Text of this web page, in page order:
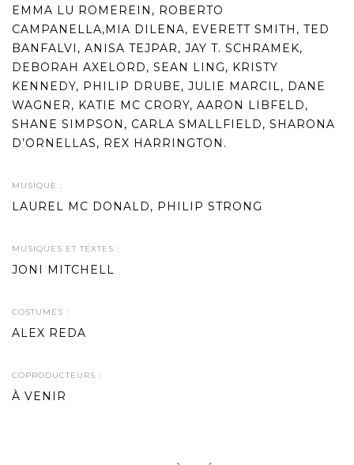
EMMA LU ROMEREIN, ROBERTO
CAMPANELLA,MIA DILENA, EVERETT SMITH, TED
BANFALVI, ANISA TEJPAR, JAY T. SCHRAMEK,
DEBORAH AXELORD, SEAN LING, KRISTY
KENNEDY, PHILIP DRUBE, JULIE MARCIL, DANE
WAGNER, KATIE MC CRORY, AARON LIBFELD,
SHANE SIMPSON, CARLA SMALLFIELD, SHARONA
D’ORNELLAS, REX HARRINGTON.
MUSIQUE :
LAUREL MC DONALD, PHILIP STRONG
MUSIQUES ET TEXTES :
JONI MITCHELL
COSTUMES :
ALEX REDA
COPRODUCTEURS :
À VENIR